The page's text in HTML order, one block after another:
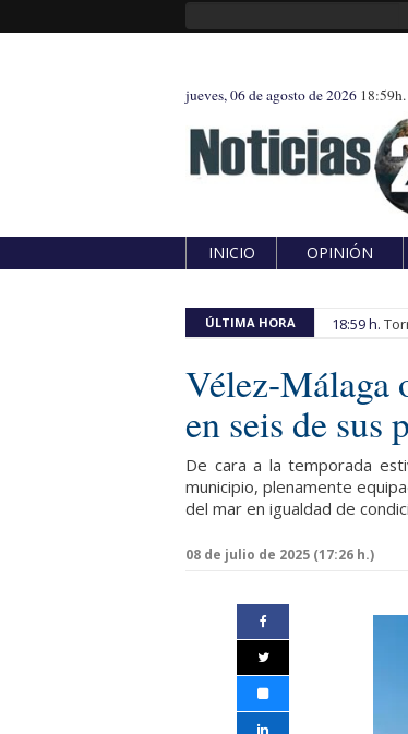
jueves, 06 de agosto de 2026 18:59h.
INICIO OPINIÓN
ÚLTIMA HORA 18:59 h.
Vélez-Málaga
en seis de sus
De cara a la temporada
municipio, plenamente
del mar en igualdad de
08 de julio de 2025 (17:26 h.)